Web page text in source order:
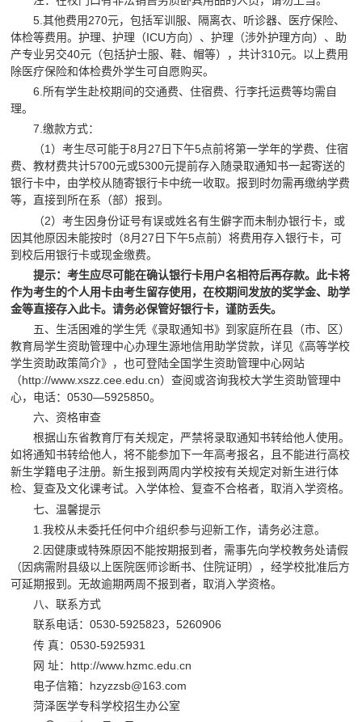
5.其他费用270元，包括军训服、隔离衣、听诊器、医疗保险、
体检等费用。护理、护理（ICU方向）、护理（涉外护理方向）、助
产专业另交40元（包括护士服、鞋、帽等），共计310元。以上费用
除医疗保险和体检费外学生可自愿购买。
6.所有学生赴校期间的交通费、住宿费、行李托运费等均需自
理。
7.缴款方式：
（1）考生尽可能于8月27日下午5点前将第一学年的学费、住宿
费、教材费共计5700元或5300元提前存入随录取通知书一起寄送的
银行卡中，由学校从随寄银行卡中统一收取。报到时勿需再缴纳学费
等，直接到所在系（部）报到。
（2）考生因身份证号有误或姓名有生僻字而未制办银行卡，或
因其他原因未能按时（8月27日下午5点前）将费用存入银行卡，可
到校后用银行卡或现金缴费。
提示：考生应尽可能在确认银行卡用户名相符后再存款。此卡将
作为考生的个人用卡由考生留存使用，在校期间发放的奖学金、助学
金等直接存入此卡。请务必保管好银行卡，谨防丢失。
五、生活困难的学生凭《录取通知书》到家庭所在县（市、区）
教育局学生资助管理中心办理生源地信用助学贷款，详见《高等学校
学生资助政策简介》，也可登陆全国学生资助管理中心网站
（http://www.xszz.cee.edu.cn）查阅或咨询我校大学生资助管理中
心，电话：0530—5925850。
六、资格审查
根据山东省教育厅有关规定，严禁将录取通知书转给他人使用。
如将通知书转给他人，将不能参加下一年高考报名，且不能进行高校
新生学籍电子注册。新生报到两周内学校按有关规定对新生进行体
检、复查及文化课考试。入学体检、复查不合格者，取消入学资格。
七、温馨提示
1.我校从未委托任何中介组织参与迎新工作，请务必注意。
2.因健康或特殊原因不能按期报到者，需事先向学校教务处请假
（因病需附县级以上医院医师诊断书、住院证明），经学校批准后方
可延期报到。无故逾期两周不报到者，取消入学资格。
八、联系方式
联系电话：0530-5925823，5260906
传 真：0530-5925931
网 址：http://www.hzmc.edu.cn
电子信箱：hzyzzsb@163.com
菏泽医学专科学校招生办公室